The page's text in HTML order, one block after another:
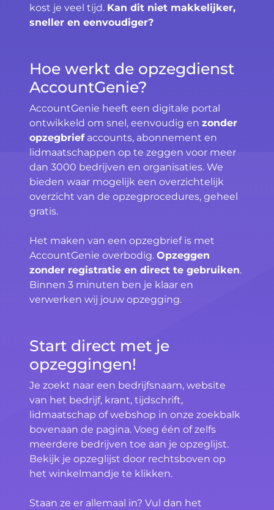
kost je veel tijd. Kan dit niet makkelijker,
sneller en eenvoudiger?
Hoe werkt de opzegdienst
AccountGenie?
AccountGenie heeft een digitale portal
ontwikkeld om snel, eenvoudig en zonder
opzegbriefaccounts, abonnement en
lidmaatschappen op te zeggen voor meer
dan 3000 bedrijven en organisaties. We
bieden waar mogelijk een overzichtelijk
overzicht van de opzegprocedures, geheel
gratis.
Het maken van een opzegbrief is met
AccountGenie overbodig. Opzeggen
zonder registratie en direct te gebruiken.
Binnen 3 minuten ben je klaar en
verwerken wij jouw opzegging.
Start direct met je
opzeggingen!
Je zoekt naar een bedrijfsnaam, website
van het bedrijf, krant, tijdschrift,
lidmaatschap of webshop in onze zoekbalk
bovenaan de pagina. Voeg één of zelfs
meerdere bedrijven toe aan je opzeglijst.
Bekijk je opzeglijst door rechtsboven op
het winkelmandje te klikken.
Staan ze er allemaal in? Vul dan het